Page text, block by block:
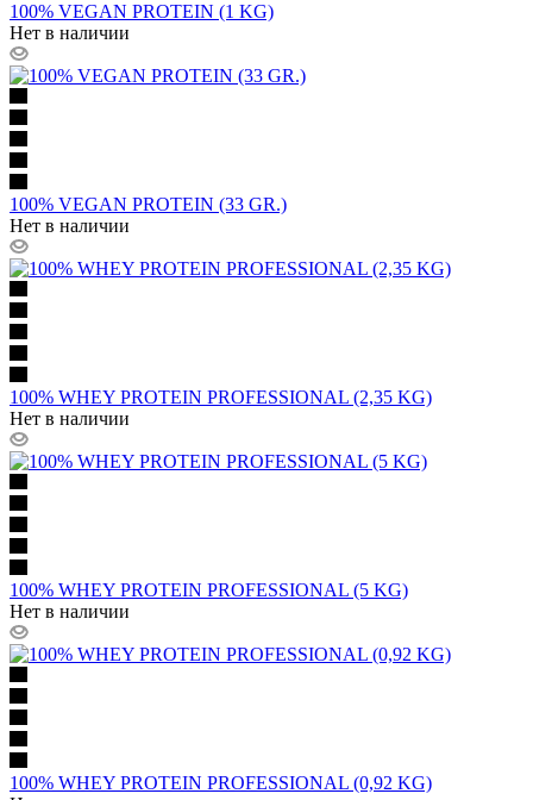
100% VEGAN PROTEIN (1 KG)
Нет в наличии
100% VEGAN PROTEIN (33 GR.)
Нет в наличии
100% WHEY PROTEIN PROFESSIONAL (2,35 KG)
Нет в наличии
100% WHEY PROTEIN PROFESSIONAL (5 KG)
Нет в наличии
100% WHEY PROTEIN PROFESSIONAL (0,92 KG)